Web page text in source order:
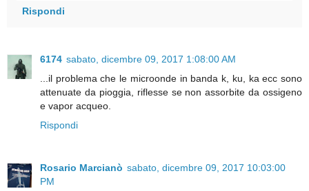
Rispondi
6174 sabato, dicembre 09, 2017 1:08:00 AM
...il problema che le microonde in banda k, ku, ka ecc sono
attenuate da pioggia, riflesse se non assorbite da ossigeno
e vapor acqueo.
Rispondi
Rosario Marcianò sabato, dicembre 09, 2017 10:03:00
PM